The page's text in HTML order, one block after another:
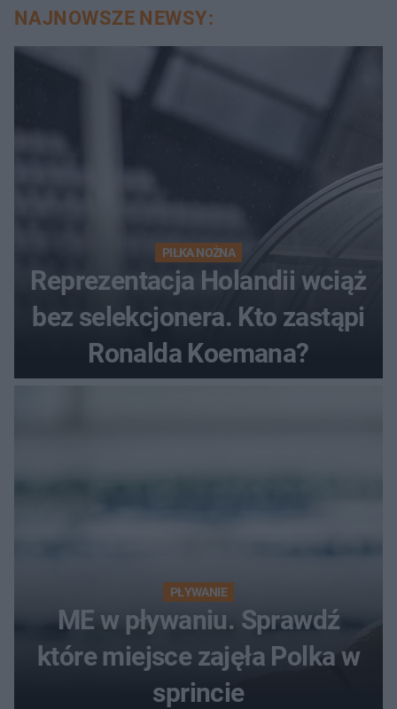
NAJNOWSZE NEWSY:
PIŁKA NOŻNA
Reprezentacja Holandii wciąż
bez selekcjonera. Kto zastąpi
Ronalda Koemana?
PŁYWANIE
ME w pływaniu. Sprawdź
które miejsce zajęła Polka w
sprincie